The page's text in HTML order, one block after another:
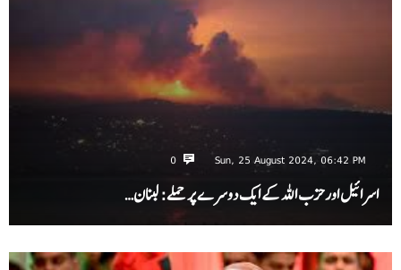
Sun, 25 August 2024, 06:42 PM
0
اسرائیل اور حزب اللہ کے ایک دوسرے پر حملے: لبنان…